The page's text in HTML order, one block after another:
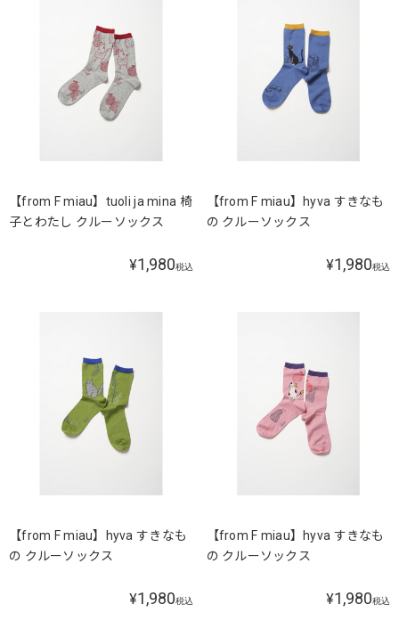
【from F miau】tuoli ja mina 椅
子とわたし クルーソックス
¥1,980税込
【from F miau】hyva すきなも
の クルーソックス
¥1,980税込
【from F miau】hyva すきなも
の クルーソックス
¥1,980税込
【from F miau】hyva すきなも
の クルーソックス
¥1,980税込